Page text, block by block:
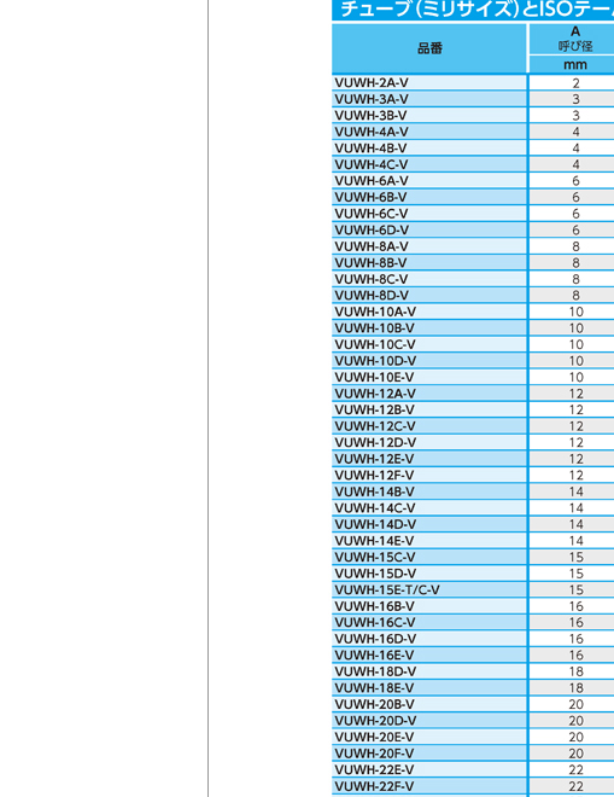
ログイン
会社情報
採用情報